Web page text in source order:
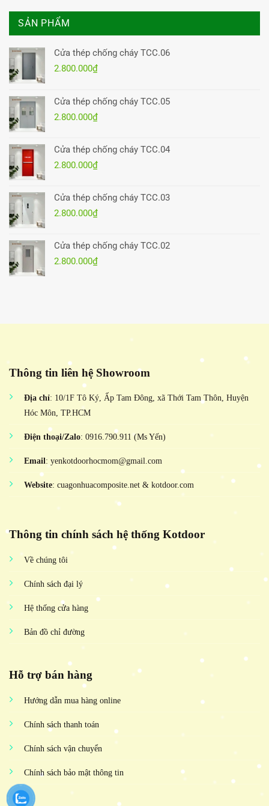
SẢN PHẨM
Cửa thép chống cháy TCC.06
2.800.000₫
Cửa thép chống cháy TCC.05
2.800.000₫
Cửa thép chống cháy TCC.04
2.800.000₫
Cửa thép chống cháy TCC.03
2.800.000₫
Cửa thép chống cháy TCC.02
2.800.000₫
Thông tin liên hệ Showroom
Địa chỉ: 10/1F Tô Ký, Ấp Tam Đông, xã Thới Tam Thôn, Huyện
Hóc Môn, TP.HCM
Điện thoại/Zalo: 0916.790.911 (Ms Yến)
Email: yenkotdoorhocmom@gmail.com
Website: cuagonhuacomposite.net & kotdoor.com
Thông tin chính sách hệ thống Kotdoor
Về chúng tôi
Chính sách đại lý
Hệ thống cửa hàng
Bản đồ chỉ đường
Hỗ trợ bán hàng
Hướng dẫn mua hàng online
Chính sách thanh toán
Chính sách vận chuyển
Chính sách bảo mật thông tin